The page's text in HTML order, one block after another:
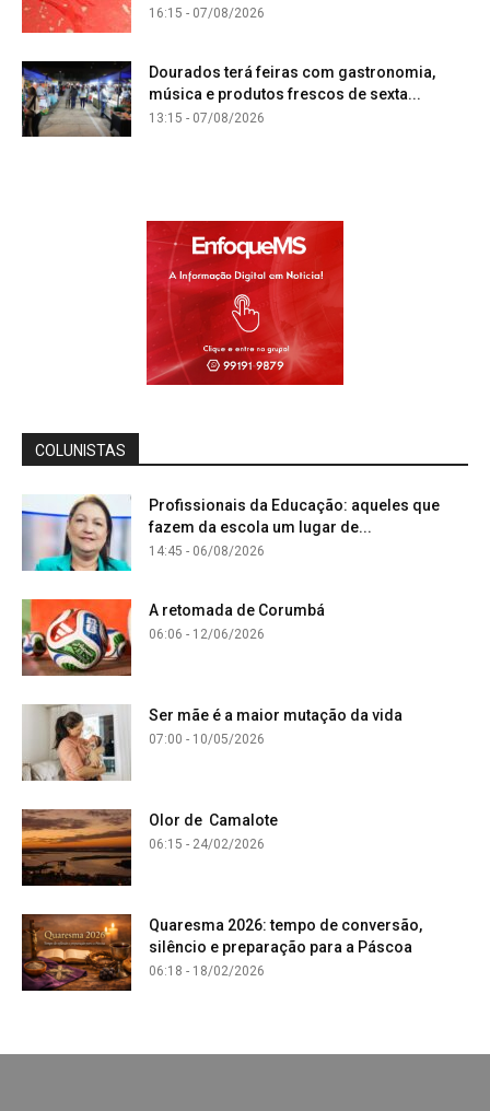
16:15 - 07/08/2026
Dourados terá feiras com gastronomia,
música e produtos frescos de sexta...
13:15 - 07/08/2026
COLUNISTAS
Profissionais da Educação: aqueles que
fazem da escola um lugar de...
14:45 - 06/08/2026
A retomada de Corumbá
06:06 - 12/06/2026
Ser mãe é a maior mutação da vida
07:00 - 10/05/2026
Olor de Camalote
06:15 - 24/02/2026
Quaresma 2026: tempo de conversão,
silêncio e preparação para a Páscoa
06:18 - 18/02/2026